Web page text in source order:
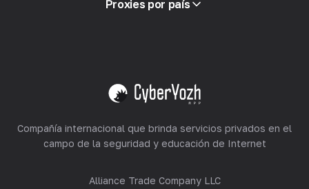
Reventa
Proxies por país
Ver todo
Compañía internacional que brinda servicios privados en el
campo de la seguridad y educación de Internet
Alliance Trade Company LLC